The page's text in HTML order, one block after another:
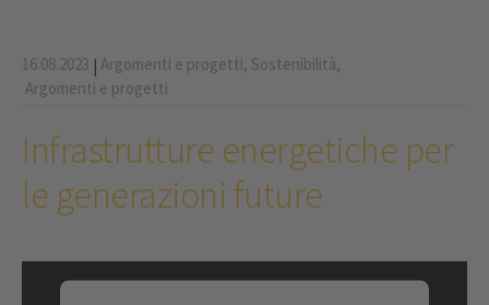
16.08.2023 | Argomenti e progetti, Sostenibilità,
Argomenti e progetti
Infrastrutture energetiche per
le generazioni future